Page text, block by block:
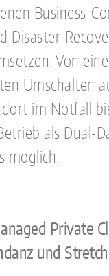
Business-
Disaster-
Von
Umschalten
im Notfall
als Dual-
möglich.
Private
und